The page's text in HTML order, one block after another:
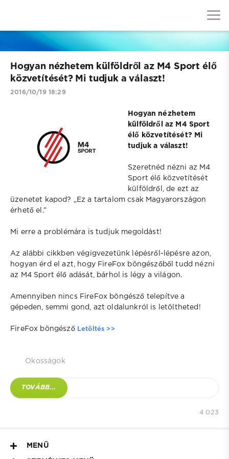
Hogyan nézhetem külföldről az M4 Sport élő
közvetítését? Mi tudjuk a választ!
2016/10/19 18:29
Hogyan nézhetem
külföldről az M4 Sport
élő közvetítését? Mi
tudjuk a választ!
Szeretnéd nézni az M4
Sport élő közvetítését
külföldről, de ezt az
üzenetet kapod? „Ez a tartalom csak Magyarországon
érhető el.”
Mi erre a problémára is tudjuk megoldást!
Az alábbi cikkben végigvezetünk lépésről-lépésre azon,
hogyan érd el azt, hogy FireFox böngészőből tudd nézni
az M4 Sport élő adását, bárhol is légy a világon.
Amennyiben nincs FireFox böngésző telepítve a
gépeden, semmi gond, azt oldalunkról is letöltheted!
FireFox böngésző Letöltés >>
Okosságok
TOVÁBB...
4 023
MENÜ